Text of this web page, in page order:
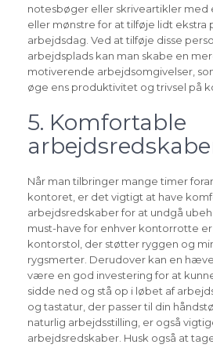
notesbøger eller skriveartikler med
eller mønstre for at tilføje lidt ekstra
arbejdsdag. Ved at tilføje disse
arbejdsplads kan man skabe en
motiverende arbejdsomgivelser,
øge ens produktivitet og trivsel på
5. Komfortable
Når man tilbringer mange timer
kontoret, er det vigtigt at have
arbejdsredskaber for at undgå
must-have for enhver kontorrotte
kontorstol, der støtter ryggen og
rygsmerter. Derudover kan en
være en god investering for at
sidde ned og stå op i løbet af
og tastatur, der passer til din
naturlig arbejdsstilling, er også
arbejdsredskaber. Husk også at